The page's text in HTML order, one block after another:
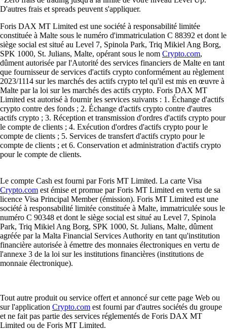
D'autres frais et spreads peuvent s'appliquer.
Foris DAX MT Limited est une société à responsabilité limitée
constituée à Malte sous le numéro d'immatriculation C 88392 et dont le
siège social est situé au Level 7, Spinola Park, Triq Mikiel Ang Borg,
SPK 1000, St. Julians, Malte, opérant sous le nom Crypto.com,
dûment autorisée par l'Autorité des services financiers de Malte en tant
que fournisseur de services d'actifs crypto conformément au règlement
2023/1114 sur les marchés des actifs crypto tel qu'il est mis en œuvre à
Malte par la loi sur les marchés des actifs crypto. Foris DAX MT
Limited est autorisé à fournir les services suivants : 1. Échange d'actifs
crypto contre des fonds ; 2. Échange d'actifs crypto contre d'autres
actifs crypto ; 3. Réception et transmission d'ordres d'actifs crypto pour
le compte de clients ; 4. Exécution d'ordres d'actifs crypto pour le
compte de clients ; 5. Services de transfert d'actifs crypto pour le
compte de clients ; et 6. Conservation et administration d'actifs crypto
pour le compte de clients.
Le compte Cash est fourni par Foris MT Limited. La carte Visa
Crypto.com est émise et promue par Foris MT Limited en vertu de sa
licence Visa Principal Member (émission). Foris MT Limited est une
société à responsabilité limitée constituée à Malte, immatriculée sous le
numéro C 90348 et dont le siège social est situé au Level 7, Spinola
Park, Triq Mikiel Ang Borg, SPK 1000, St. Julians, Malte, dûment
agréée par la Malta Financial Services Authority en tant qu'institution
financière autorisée à émettre des monnaies électroniques en vertu de
l'annexe 3 de la loi sur les institutions financières (institutions de
monnaie électronique).
Tout autre produit ou service offert et annoncé sur cette page Web ou
sur l'application Crypto.com est fourni par d'autres sociétés du groupe
et ne fait pas partie des services réglementés de Foris DAX MT
Limited ou de Foris MT Limited.